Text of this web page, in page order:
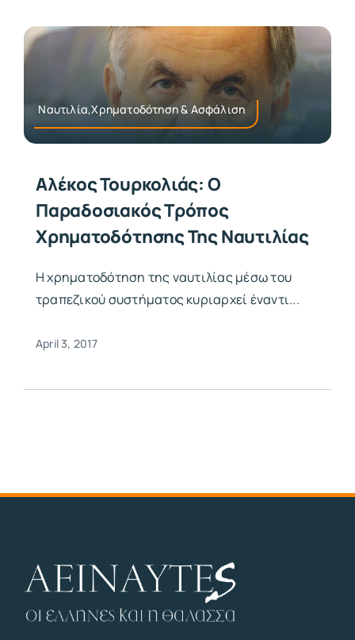
Ναυτιλία,Χρηματοδότηση & Ασφάλιση
Αλέκος Τουρκολιάς: Ο
Παραδοσιακός Τρόπος
Χρηματοδότησης Της Ναυτιλίας
Η χρηματοδότηση της ναυτιλίας μέσω του
τραπεζικού συστήματος κυριαρχεί έναντι...
April 3, 2017